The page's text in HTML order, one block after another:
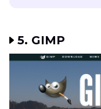
5. GIMP